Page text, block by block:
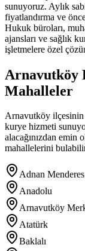
sunuyoruz. Aylık
fiyatlandırma ve
Hukuk büroları,
ajansları ve sağlık
işletmelere özel
Arnavutköy
Mahalleler
Arnavutköy ilçesinin
kurye hizmeti
alacağınızdan emin
mahallelerini
Adnan Menderes
Anadolu
Arnavutköy
Atatürk
Baklalı